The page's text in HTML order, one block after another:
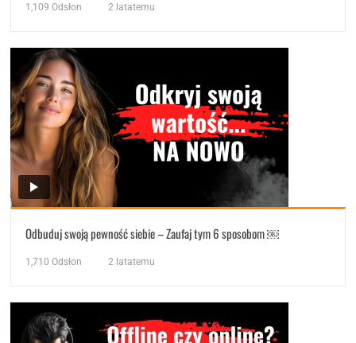
1,109 Odsłon 2 latatemu
Odbuduj swoją pewność siebie – Zaufaj tym 6 sposobom ￼
1,710 Odsłon 2 latatemu